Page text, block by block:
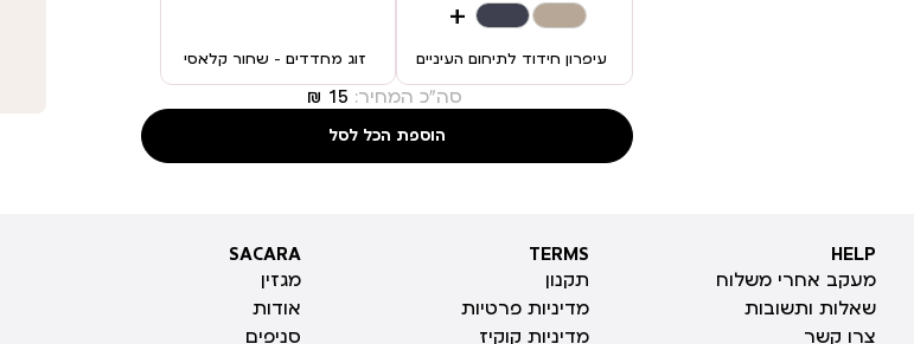
עיפרון חידוד לתיחום העיניים
+
זוג מחדדים – שחור קלאסי
סה"כ המחיר:
הוספת הכל לסל
HELP
HELP
מעקב אחרי משלוח
שאלות ותשובות
צרו קשר
TERMS
TERMS
תקנון
מדיניות פרטיות
מדיניות קוקיז
SACARA
SACARA
מגזין
אודות
סניפים